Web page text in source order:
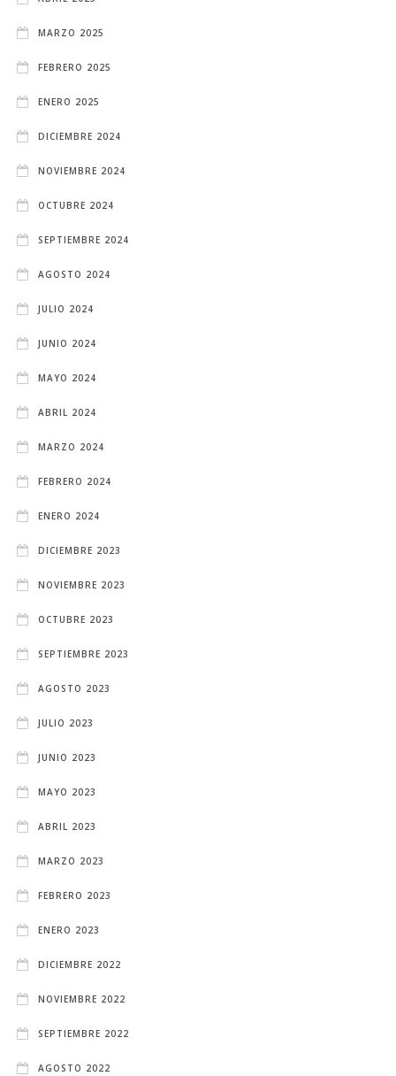
MARZO 2025
FEBRERO 2025
ENERO 2025
DICIEMBRE 2024
NOVIEMBRE 2024
OCTUBRE 2024
SEPTIEMBRE 2024
AGOSTO 2024
JULIO 2024
JUNIO 2024
MAYO 2024
ABRIL 2024
MARZO 2024
FEBRERO 2024
ENERO 2024
DICIEMBRE 2023
NOVIEMBRE 2023
OCTUBRE 2023
SEPTIEMBRE 2023
AGOSTO 2023
JULIO 2023
JUNIO 2023
MAYO 2023
ABRIL 2023
MARZO 2023
FEBRERO 2023
ENERO 2023
DICIEMBRE 2022
NOVIEMBRE 2022
SEPTIEMBRE 2022
AGOSTO 2022